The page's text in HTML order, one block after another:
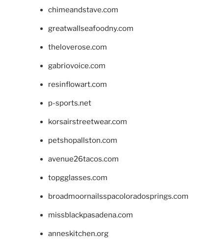
chimeandstave.com
greatwallseafoodny.com
theloverose.com
gabriovoice.com
resinflowart.com
p-sports.net
korsairstreetwear.com
petshopallston.com
avenue26tacos.com
topgglasses.com
broadmoornailsspacoloradosprings.com
missblackpasadena.com
anneskitchen.org